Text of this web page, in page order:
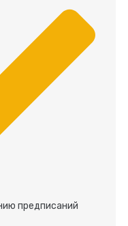
предписаний